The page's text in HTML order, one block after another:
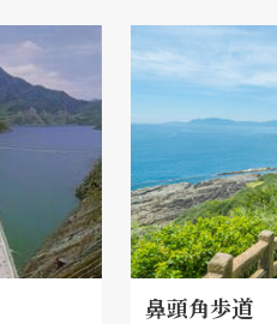
鼻頭角歩道